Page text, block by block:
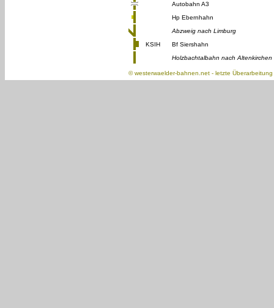
Autobahn A3
Hp Ebernhahn
Abzweig nach Limburg
KSIH
Bf Siershahn
Holzbachtalbahn nach Altenkirchen
©westerwaelder-bahnen.net - letzte